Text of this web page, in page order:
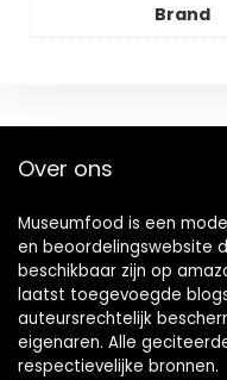
Brand
Over ons
Museumfood is een
en beoordelingswebsite
beschikbaar zijn op
laatst toegevoegde
auteursrechtelijk
eigenaren. Alle
respectievelijke bronnen.